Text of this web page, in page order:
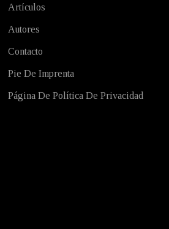
Artículos
Autores
Contacto
Pie De Imprenta
Página De Política De Privacidad